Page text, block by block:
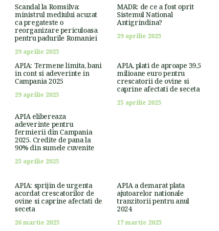
Scandal la Romsilva:
ministrul mediului acuzat
ca pregateste o
reorganizare periculoasa
pentru padurile Romaniei
29 aprilie 2025
MADR: de ce a fost oprit
Sistemul National
Antigrindina?
29 aprilie 2025
APIA: Termene limita, bani
in cont si adeverinte in
Campania 2025
29 aprilie 2025
APIA, plati de aproape 39,5
milioane euro pentru
crescatorii de ovine si
caprine afectati de seceta
25 aprilie 2025
APIA elibereaza
adeverinte pentru
fermierii din Campania
2025. Credite de pana la
90% din sumele cuvenite
25 aprilie 2025
APIA: sprijin de urgenta
acordat crescatorilor de
ovine si caprine afectati de
seceta
26 martie 2025
APIA a demarat plata
ajutoarelor nationale
tranzitorii pentru anul
2024
17 martie 2025